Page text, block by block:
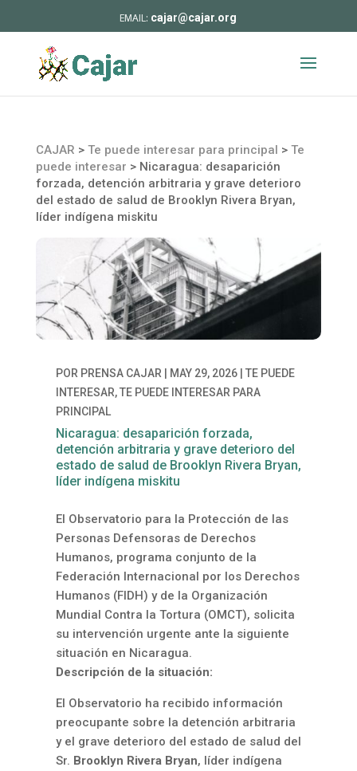
cajar@cajar.org
CAJAR > Te puede interesar para principal > Te
puede interesar > Nicaragua: desaparición
forzada, detención arbitraria y grave deterioro
del estado de salud de Brooklyn Rivera Bryan,
líder indígena miskitu
POR PRENSA CAJAR MAY 29, 2026| TE PUEDE
INTERESAR,TE PUEDE INTERESAR PARA
PRINCIPAL
Nicaragua: desaparición forzada,
detención arbitraria y grave deterioro del
estado de salud de Brooklyn Rivera Bryan,
líder indígena miskitu
El Observatorio para la Protección de las
Personas Defensoras de Derechos
Humanos, programa conjunto de la
Federación Internacional por los Derechos
Humanos (FIDH) y de la Organización
Mundial Contra la Tortura (OMCT), solicita
su intervención urgente ante la siguiente
situación en Nicaragua.
Descripción de la situación:
El Observatorio ha recibido información
preocupante sobre la detención arbitraria
y el grave deterioro del estado de salud del
Sr. Brooklyn Rivera Bryan, líder indígena